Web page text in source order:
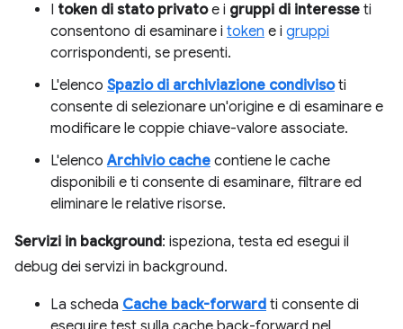
I token di stato privatoe i gruppi di interesse ti
consentono di esaminare i token e i gruppi
corrispondenti, se presenti.
L'elenco Spazio di archiviazione condivisoti
consente di selezionare un'origine e di esaminare e
modificare le coppie chiave-valore associate.
L'elencoArchivio cache contiene le cache
disponibili e ti consente di esaminare, filtrare ed
eliminare le relative risorse.
Servizi in background: ispeziona, testa ed esegui il
debug dei servizi in background.
La scheda Cache back-forward ti consente di